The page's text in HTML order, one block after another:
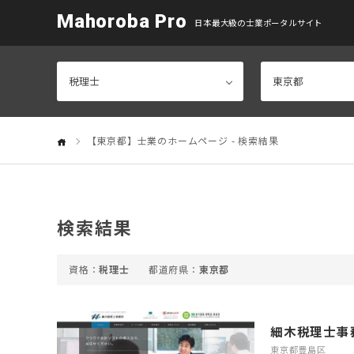
Mahoroba Pro 日本最大級の士業ポータルサイト
【東京都】士業のホームページ - 検索結果
検索結果
税理士 東京都
細木税理士事
東京都豊島区